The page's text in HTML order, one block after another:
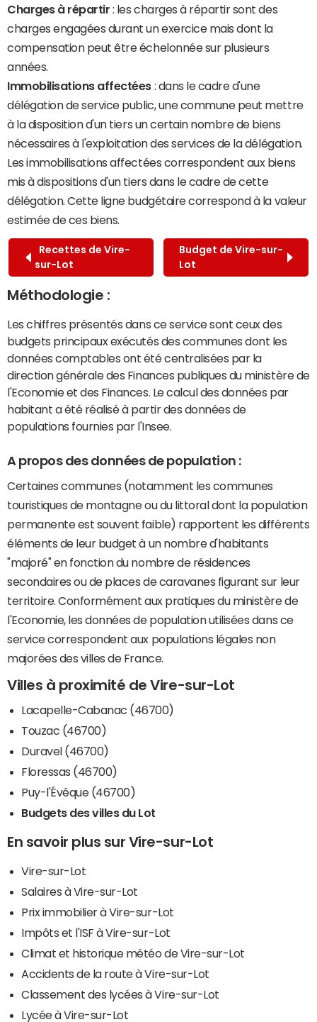
Charges à répartir : les charges à répartir sont des
charges engagées durant un exercice mais dont la
compensation peut être échelonnée sur plusieurs
années.
Immobilisations affectées : dans le cadre d'une
délégation de service public, une commune peut mettre
à la disposition d'un tiers un certain nombre de biens
nécessaires à l'exploitation des services de la délégation.
Les immobilisations affectées correspondent aux biens
mis à dispositions d'un tiers dans le cadre de cette
délégation. Cette ligne budgétaire correspond à la valeur
estimée de ces biens.
Recettes de Vire-
sur-Lot
Budget de Vire-sur-
Lot
Méthodologie :
Les chiffres présentés dans ce service sont ceux des
budgets principaux exécutés des communes dont les
données comptables ont été centralisées par la
direction générale des Finances publiques du ministère de
l'Economie et des Finances. Le calcul des données par
habitant a été réalisé à partir des données de
populations fournies par l'Insee.
A propos des données de population :
Certaines communes (notamment les communes
touristiques de montagne ou du littoral dont la population
permanente est souvent faible) rapportent les différents
éléments de leur budget à un nombre d'habitants
"majoré" en fonction du nombre de résidences
secondaires ou de places de caravanes figurant sur leur
territoire. Conformément aux pratiques du ministère de
l'Economie, les données de population utilisées dans ce
service correspondent aux populations légales non
majorées des villes de France.
Villes à proximité de Vire-sur-Lot
Lacapelle-Cabanac (46700)
Touzac (46700)
Duravel (46700)
Floressas (46700)
Puy-l'Évêque (46700)
Budgets des villes du Lot
En savoir plus sur Vire-sur-Lot
Vire-sur-Lot
Salaires à Vire-sur-Lot
Prix immobilier à Vire-sur-Lot
Impôts et l'ISF à Vire-sur-Lot
Climat et historique météo de Vire-sur-Lot
Accidents de la route à Vire-sur-Lot
Classement des lycées à Vire-sur-Lot
Lycée à Vire-sur-Lot